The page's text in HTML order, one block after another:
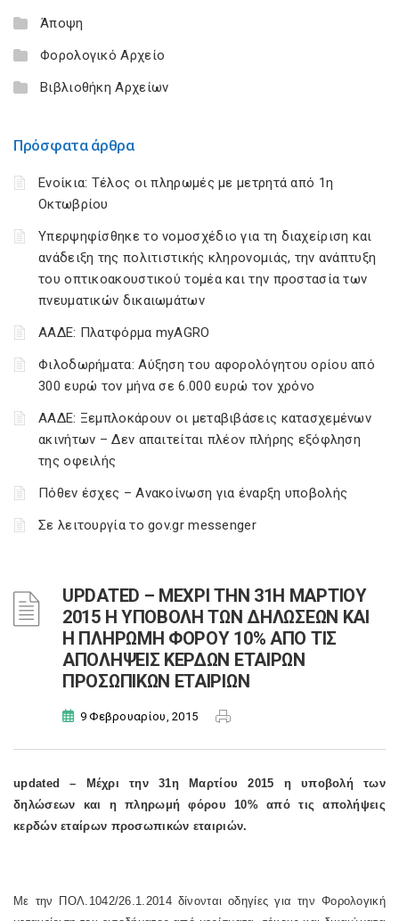
Άποψη
Φορολογικό Αρχείο
Βιβλιοθήκη Αρχείων
Πρόσφατα άρθρα
Ενοίκια: Τέλος οι πληρωμές με μετρητά από 1η
Οκτωβρίου
Υπερψηφίσθηκε το νομοσχέδιο για τη διαχείριση και
ανάδειξη της πολιτιστικής κληρονομιάς, την ανάπτυξη
του οπτικοακουστικού τομέα και την προστασία των
πνευματικών δικαιωμάτων
ΑΑΔΕ: Πλατφόρμα myAGRO
Φιλοδωρήματα: Αύξηση του αφορολόγητου ορίου από
300 ευρώ τον μήνα σε 6.000 ευρώ τον χρόνο
ΑΑΔΕ: Ξεμπλοκάρουν οι μεταβιβάσεις κατασχεμένων
ακινήτων – Δεν απαιτείται πλέον πλήρης εξόφληση
της οφειλής
Πόθεν έσχες – Ανακοίνωση για έναρξη υποβολής
Σε λειτουργία το gov.gr messenger
UPDATED – ΜΕΧΡΙ ΤΗΝ 31Η ΜΑΡΤΙΟΥ
2015 Η ΥΠΟΒΟΛΗ ΤΩΝ ΔΗΛΩΣΕΩΝ ΚΑΙ
Η ΠΛΗΡΩΜΗ ΦΟΡΟΥ 10% ΑΠΟ ΤΙΣ
ΑΠΟΛΗΨΕΙΣ ΚΕΡΔΩΝ ΕΤΑΙΡΩΝ
ΠΡΟΣΩΠΙΚΩΝ ΕΤΑΙΡΙΩΝ
9 Φεβρουαρίου, 2015
updated – Μέχρι την 31η Μαρτίου 2015 η υποβολή των
δηλώσεων και η πληρωμή φόρου 10% από τις απολήψεις
κερδών εταίρων προσωπικών εταιριών.
Με την ΠΟΛ.1042/26.1.2014 δίνονται οδηγίες για την Φορολογική